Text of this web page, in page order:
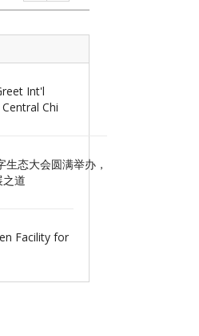
Int'l
Chi
态大会圆满举办，
道
Facility for